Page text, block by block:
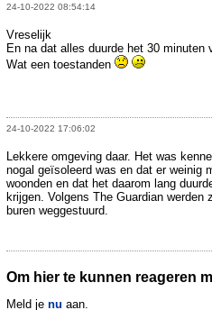
24-10-2022 08:54:14
Vreselijk
En na dat alles duurde het 30 minuten
Wat een toestanden
24-10-2022 17:06:02
Lekkere omgeving daar. Het was
nogal geïsoleerd was en dat er weinig
woonden en dat het daarom lang
krijgen. Volgens The Guardian werden
buren weggestuurd.
Om hier te kunnen reageren
Meld je nu aan.